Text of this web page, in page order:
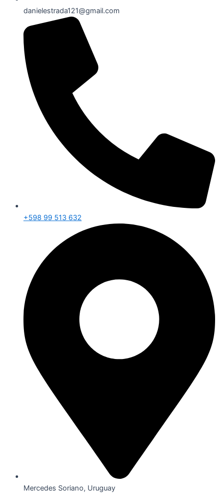
danielestrada121@gmail.com
+598 99 513 632
Mercedes Soriano, Uruguay